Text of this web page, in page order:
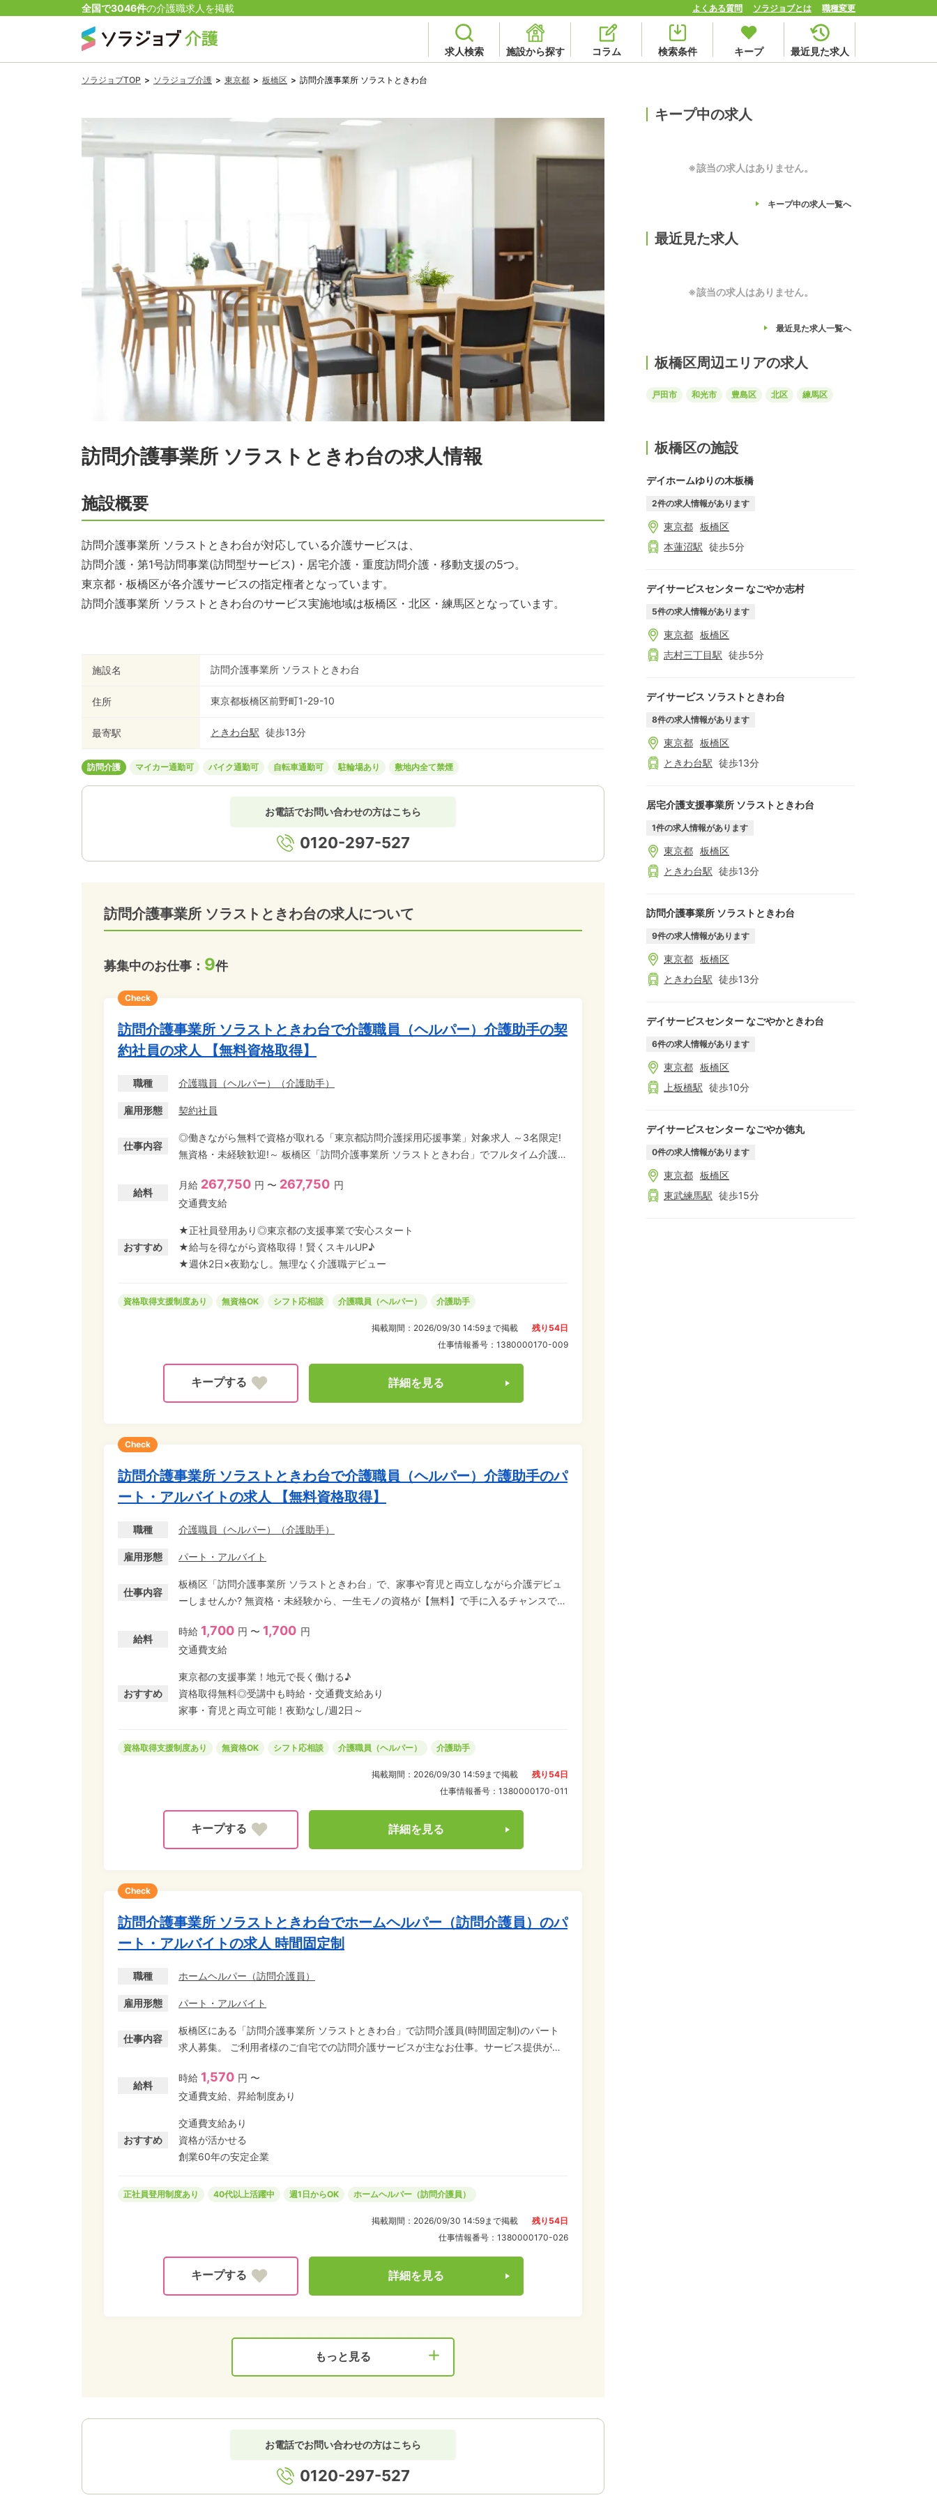
全国で3046件の介護職求人を掲載 よくある質問 ソラジョブとは 職種変更
求人検索 施設から探す コラム 検索条件 キープ 最近見た求人
ソラジョブTOP > ソラジョブ介護 > 東京都 > 板橋区 > 訪問介護事業所 ソラストときわ台
訪問介護事業所 ソラストときわ台の求人情報
施設概要
訪問介護事業所 ソラストときわ台が対応している介護サービスは、
訪問介護・第1号訪問事業(訪問型サービス)・居宅介護・重度訪問介護・移動支援の5つ。
東京都・板橋区が各介護サービスの指定権者となっています。
訪問介護事業所 ソラストときわ台のサービス実施地域は板橋区・北区・練馬区となっています。
施設名 訪問介護事業所 ソラストときわ台
住所 東京都板橋区前野町1-29-10
最寄駅 ときわ台駅 徒歩13分
訪問介護 マイカー通勤可 バイク通勤可 自転車通勤可 駐輪場あり 敷地内全て禁煙
お電話でお問い合わせの方はこちら
0120-297-527
訪問介護事業所 ソラストときわ台の求人について
募集中のお仕事： 9件
Check
訪問介護事業所 ソラストときわ台で介護職員（ヘルパー）介護助手の契
約社員の求人 【無料資格取得】
職種 介護職員（ヘルパー） （介護助手）
雇用形態 契約社員
仕事内容
◎働きながら無料で資格が取れる「東京都訪問介護採用応援事業」対象求人 ～3名限定!
無資格・未経験歓迎!～ 板橋区「訪問介護事業所 ソラストときわ台」でフルタイム介護職
が取れるチャンス! ■東京都訪問介護採用応援事業について お仕事しながら、業務の一環
として無料で初任者研修等の資格取得ができる制度。 ・講座受講中も給与、交通費を支
コンビニなどの接客業やコールセンター、清掃、保育士からの転職など、業界未経験歓
迎!
給料
月給 267,750 円 〜 267,750 円
交通費支給
おすすめ
★正社員登用あり◎東京都の支援事業で安心スタート
★給与を得ながら資格取得！賢くスキルUP♪
★週休2日×夜勤なし。無理なく介護職デビュー
資格取得支援制度あり 無資格OK シフト応相談 介護職員（ヘルパー） 介護助手
掲載期間： 2026/09/30 14:59まで掲載 残り 54日
仕事情報番号： 1380000170-009
詳細を見る
Check
訪問介護事業所 ソラストときわ台で介護職員（ヘルパー）介護助手のパ
ート・アルバイトの求人 【無料資格取得】
職種 介護職員（ヘルパー） （介護助手）
雇用形態 パート・アルバイト
仕事内容
板橋区「訪問介護事業所 ソラストときわ台」で、家事や育児と両立しながら介護デビュ
ーしませんか? 無資格・未経験から、一生モノの資格が【無料】で手に入るチャンスで
取得が可能♪ ★講座中も給与支給:勉強中もお給料と交通費が出ます♪ ★週10時間〜OK:
家事の合間に無理なく働ける♪ 入門資格「初任者研修」は、初めての方にも分かりやすい
賢くキャリアを始めましょう♪
給料
時給 1,700 円 〜 1,700 円
交通費支給
おすすめ
東京都の支援事業！地元で長く働ける♪
資格取得無料◎受講中も時給・交通費支給あり
家事・育児と両立可能！夜勤なし/週2日～
資格取得支援制度あり 無資格OK シフト応相談 介護職員（ヘルパー） 介護助手
掲載期間： 2026/09/30 14:59まで掲載 残り 54日
仕事情報番号： 1380000170-011
詳細を見る
Check
訪問介護事業所 ソラストときわ台でホームヘルパー（訪問介護員）のパ
ート・アルバイトの求人 時間固定制
職種 ホームヘルパー（訪問介護員）
雇用形態 パート・アルバイト
仕事内容
板橋区にある「訪問介護事業所 ソラストときわ台」で訪問介護員(時間固定制)のパート
求人募集。 ご利用者様のご自宅での訪問介護サービスが主なお仕事。サービス提供がな
い時間も時給が発生する時間固定制なので、サービス提供の有無による変動がなく安定
した収入が確保できます!(種類に関わらず時給一律) ◆1日3時間～、短時間パート可!勤務
相談ください。 ヘルパー未経験OK!初任者研修以上の資格を活かせるパート・アルバイ
ト求人です。
給料
時給 1,570 円 〜
交通費支給、昇給制度あり
おすすめ
交通費支給あり
資格が活かせる
創業60年の安定企業
正社員登用制度あり 40代以上活躍中 週1日からOK ホームヘルパー（訪問介護員）
掲載期間： 2026/09/30 14:59まで掲載 残り 54日
仕事情報番号： 1380000170-026
詳細を見る
もっと見る
お電話でお問い合わせの方はこちら
0120-297-527
キープ中の求人
※該当の求人はありません。
キープ中の求人一覧へ
最近見た求人
※該当の求人はありません。
最近見た求人一覧へ
板橋区周辺エリアの求人
戸田市 和光市 豊島区 北区 練馬区
板橋区の施設
デイホームゆりの木板橋
2件の求人情報があります
東京都 板橋区
本蓮沼駅 徒歩5分
デイサービスセンター なごやか志村
5件の求人情報があります
東京都 板橋区
志村三丁目駅 徒歩5分
デイサービス ソラストときわ台
8件の求人情報があります
東京都 板橋区
ときわ台駅 徒歩13分
居宅介護支援事業所 ソラストときわ台
1件の求人情報があります
東京都 板橋区
ときわ台駅 徒歩13分
訪問介護事業所 ソラストときわ台
9件の求人情報があります
東京都 板橋区
ときわ台駅 徒歩13分
デイサービスセンター なごやかときわ台
6件の求人情報があります
東京都 板橋区
上板橋駅 徒歩10分
デイサービスセンター なごやか徳丸
0件の求人情報があります
東京都 板橋区
東武練馬駅 徒歩15分